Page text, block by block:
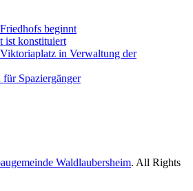
beginnt
ist konstituiert
in Verwaltung der
für Spaziergänger
Waldlaubersheim. All Rights